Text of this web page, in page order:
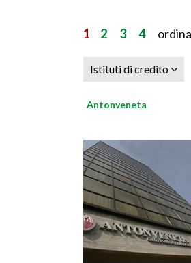
1 2 3 4ordina
Istituti di credito
Antonveneta